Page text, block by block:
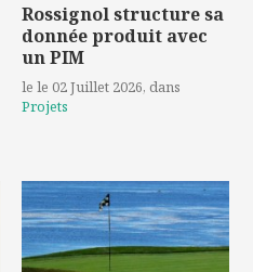
Rossignol structure sa
donnée produit avec
un PIM
le le 02 Juillet 2026, dans
Projets